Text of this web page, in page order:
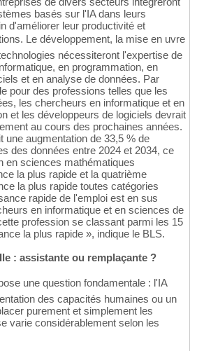
basés sur l'IA dans leurs
d'améliorer leur productivité et
Le développement, la mise en uvre
nécessiteront l'expertise de
en programmation, en
et en analyse de données. Par
pour des professions telles que les
les chercheurs en informatique et en
et les développeurs de logiciels devrait
au cours des prochaines années.
une augmentation de 33,5 % de
des données entre 2024 et 2034, ce
en sciences mathématiques
la plus rapide et la quatrième
la plus rapide toutes catégories
rapide de l'emploi est en sus
en informatique et en sciences de
profession se classant parmi les 15
la plus rapide », indique le BLS.
: assistante ou remplaçante ?
une question fondamentale : l'IA
des capacités humaines ou un
purement et simplement les
varie considérablement selon les